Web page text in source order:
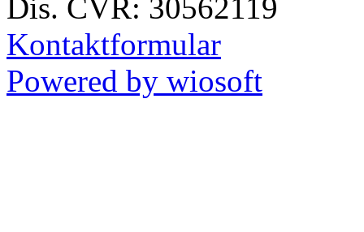
Dis. CVR: 30562119
Kontaktformular
Powered by wiosoft